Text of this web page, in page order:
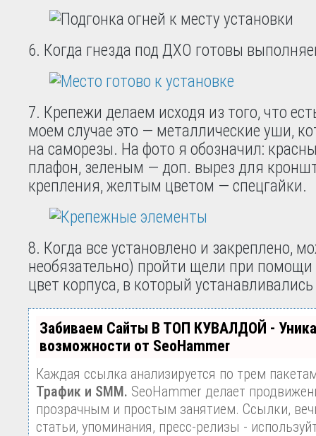
6. Когда гнезда под ДХО готовы
7. Крепежи делаем исходя из того, что
моем случае это — металлические уши,
на саморезы. На фото я обозначил:
плафон, зеленым — доп. вырез для
крепления, желтым цветом — спецгайки.
8. Когда все установлено и закреплено,
необязательно) пройти щели при помощи
цвет корпуса, в который
Забиваем Сайты В ТОП КУВАЛДОЙ -
возможности от SeoHammer
Каждая ссылка анализируется по трем
Трафик и SMM. SeoHammer делает
прозрачным и простым занятием. Ссылки,
статьи, упоминания, пресс-релизы -